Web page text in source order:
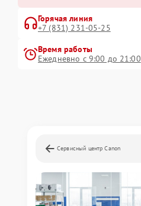
Горячая линия
+7 (831) 231-05-25
Время работы
Ежедневно с 9:00 до 21:00
Сервисный центр Canon